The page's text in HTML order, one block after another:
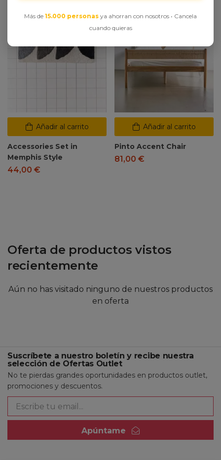
Añadir al carrito
Accessories Set in
Memphis Style
44,00 €
Añadir al carrito
Pinto Accent Chair
81,00 €
Oferta de productos vistos
recientemente
Aún no has visitado ninguno de nuestros productos
en oferta
Suscríbete a nuestro boletín y recibe nuestra
selección de Ofertas Outlet
No te pierdas grandes oportunidades en productos outlet,
promociones y descuentos.
Apúntame
Más de 15.000 personas ya ahorran con nosotros • Cancela
cuando quieras